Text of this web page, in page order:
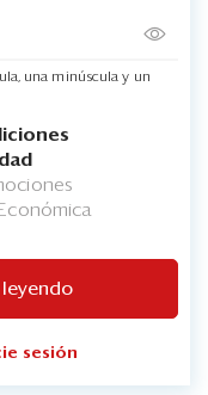
una minúscula y un
sesión